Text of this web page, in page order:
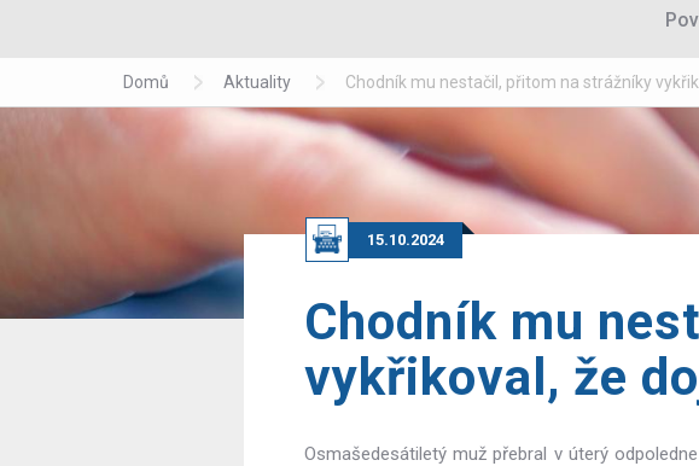
Domů Aktuality Chodník mu nestačil, přitom na strážníky
Chodník mu
vykřikoval, že
15.10.2024
Osmašedesátiletý muž přebral v úterý